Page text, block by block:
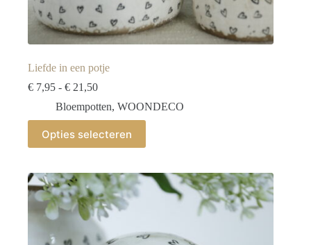
Liefde in een potje
€ 7,95 - € 21,50Prijsklasse:
tot
€ 21,50
Bloempotten, WOONDECO
Opties selecteren
Dit
product
heeft
variaties.
Deze
optie
kan
gekozen
worden